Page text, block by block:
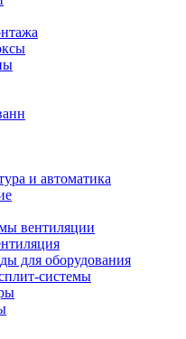
и автоматика
вентиляции
для оборудования
системы